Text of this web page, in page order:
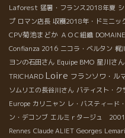
Laforest 猛暑・フランス2018年夏
プ ロマン店長 収穫2018年・ドミニッ
CPV菊池まどか ＡＯＣ組織
Confianza 2016 ニコラ・ベルタン 梶
ヨンの石田さん Equipe BMO 星川さん
TRICHARD Loire フランソワ・ル
ソムリエの長谷川さん バティスト・ク
Europe カリニャン レ・バスティード
ン・デコンブ エルミｒタージュ
Rennes Claude ALIET Georges